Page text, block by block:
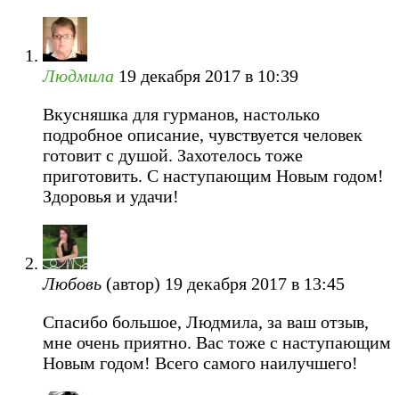
Людмила 19 декабря 2017 в 10:39
Вкусняшка для гурманов, настолько
подробное описание, чувствуется человек
готовит с душой. Захотелось тоже
приготовить. С наступающим Новым годом!
Здоровья и удачи!
Любовь (автор) 19 декабря 2017 в 13:45
Cпасибо большое, Людмила, за ваш отзыв,
мне очень приятно. Вас тоже с наступающим
Новым годом! Всего самого наилучшего!